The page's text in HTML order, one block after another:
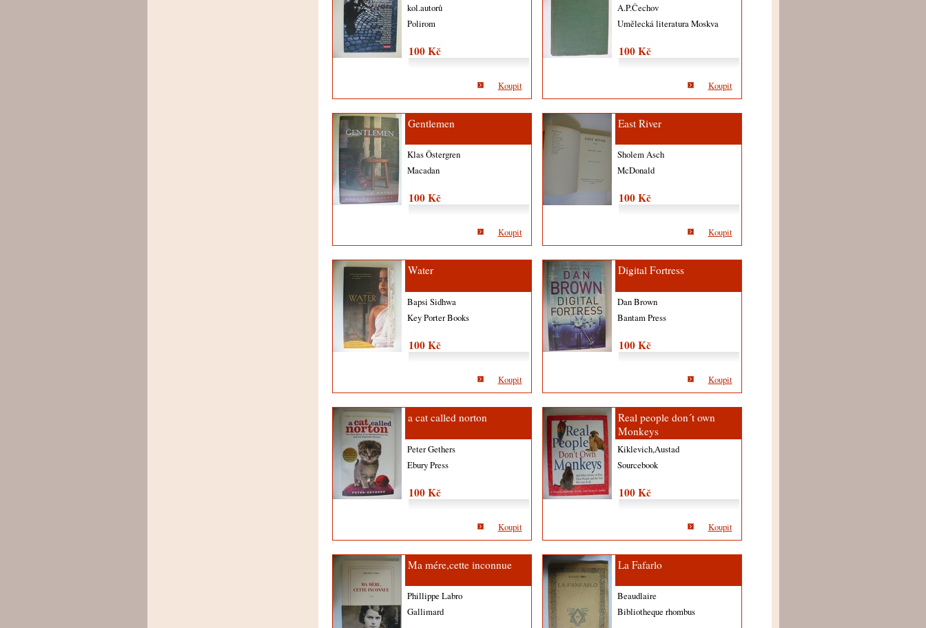
kol.autorů
Polirom
100 Kč
Koupit
A.P.Čechov
Umělecká literatura Moskva
100 Kč
Koupit
Gentlemen
Klas Östergren
Macadan
100 Kč
Koupit
East River
Sholem Asch
McDonald
100 Kč
Koupit
Water
Bapsi Sidhwa
Key Porter Books
100 Kč
Koupit
Digital Fortress
Dan Brown
Bantam Press
100 Kč
Koupit
a cat called norton
Peter Gethers
Ebury Press
100 Kč
Koupit
Real people don´t own
Monkeys
Kiklevich,Austad
Sourcebook
100 Kč
Koupit
Ma mére,cette inconnue
Phillippe Labro
Gallimard
La Fafarlo
Beaudlaire
Bibliotheque rhombus